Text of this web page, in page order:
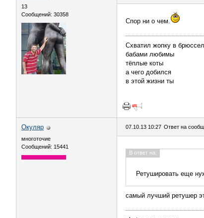
13
Сообщений: 30358
Спор ни о чем.
Схватил жопку в
бабами любимы
тёплые коты
а чего добился
в этой жизни ты
Окуляр
многоточие
Сообщений: 15441
07.10.13 10:27 Ответ на
В ответ на:
Ретушировать еще
самый лучший ретушер